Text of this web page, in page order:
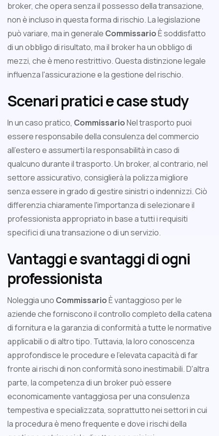
broker, che opera senza il possesso della transazione,
non è incluso in questa forma di rischio. La legislazione
può variare, ma in generale CommissarioÈ soddisfatto
di un obbligo di risultato, ma il broker ha un obbligo di
mezzi, che è meno restrittivo. Questa distinzione legale
influenza l'assicurazione e la gestione del rischio.
Scenari pratici e case study
In un caso pratico, CommissarioNel trasporto puoi
essere responsabile della consulenza del commercio
all'estero e assumerti la responsabilità in caso di
qualcuno durante il trasporto. Un broker, al contrario, nel
settore assicurativo, consiglierà la polizza migliore
senza essere in grado di gestire sinistri o indennizzi. Ciò
differenzia chiaramente l'importanza di selezionare il
professionista appropriato in base a tutti i requisiti
specifici di una transazione o di un servizio.
Vantaggi e svantaggi di ogni
professionista
Noleggia uno CommissarioÈ vantaggioso per le
aziende che forniscono il controllo completo della catena
di fornitura e la garanzia di conformità a tutte le normative
applicabili o di altro tipo. Tuttavia, la loro conoscenza
approfondisce le procedure e l'elevata capacità di far
fronte ai rischi di non conformità sono inestimabili. D'altra
parte, la competenza di un broker può essere
economicamente vantaggiosa per una consulenza
tempestiva e specializzata, soprattutto nei settori in cui
la procedura è meno frequente e dove i rischi della